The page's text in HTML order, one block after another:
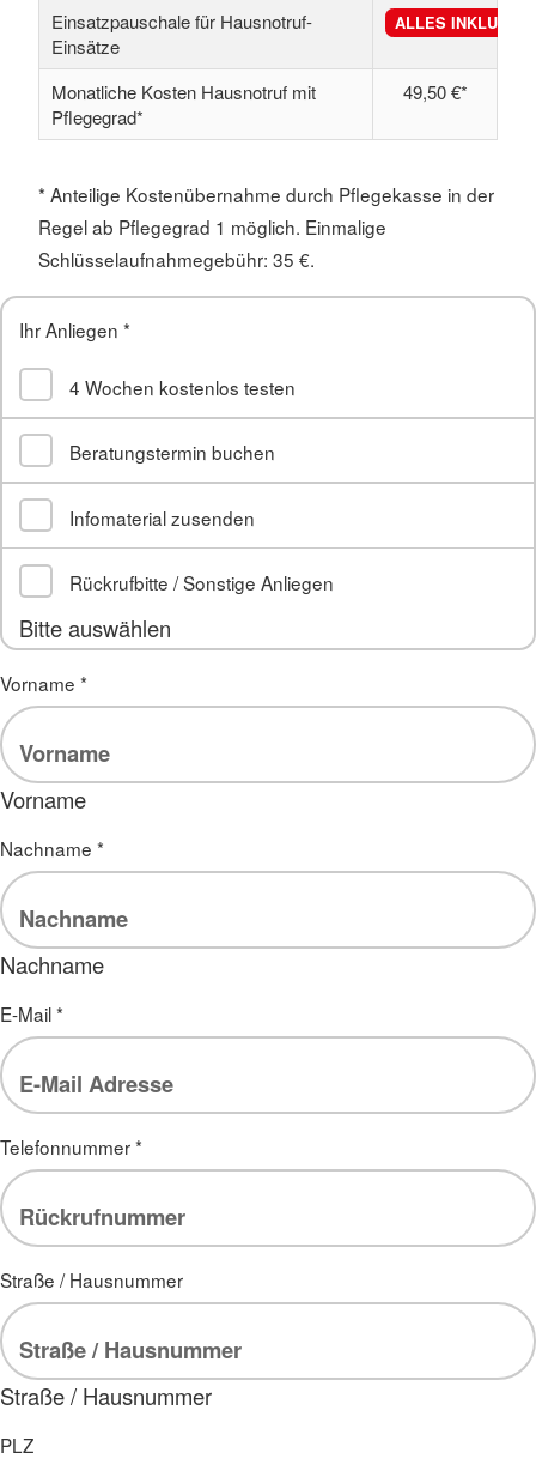
Einsatzpauschale für Hausnotruf-
Einsätze
ALLES INKLUSIVE
Monatliche Kosten Hausnotruf mit
Pflegegrad*
49,50 €*
* Anteilige Kostenübernahme durch Pflegekasse in der
Regel ab Pflegegrad 1 möglich. Einmalige
Schlüsselaufnahmegebühr: 35 €.
Ihr Anliegen*
4 Wochen kostenlos testen
Beratungstermin buchen
Infomaterial zusenden
Rückrufbitte / Sonstige Anliegen
Bitte auswählen
Vorname *
Vorname
Nachname *
Nachname
E-Mail*
Telefonnummer*
Straße / Hausnummer
Straße / Hausnummer
PLZ